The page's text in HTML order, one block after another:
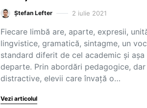
Ștefan Lefter 2 iulie 2021
Fiecare limbă are, aparte, expresii,
lingvistice, gramatică, sintagme, un
standard diferit de cel academic și așa
departe. Prin abordări pedagogice, dar
distractive, elevii care învață o…
Vezi articolul